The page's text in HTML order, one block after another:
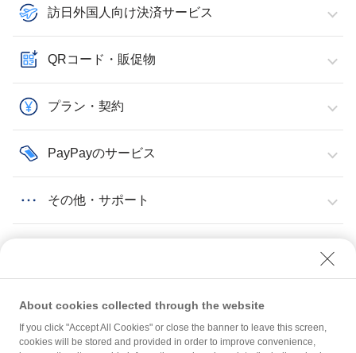
訪日外国人向け決済サービス
QRコード・販促物
プラン・契約
PayPayのサービス
その他・サポート
管理ツールのログイン・設定
ログイン
「アカウントがロックされています」とエラーが出てログインに失敗する
About cookies collected through the website
If you click "Accept All Cookies" or close the banner to leave this screen,
cookies will be stored and provided in order to improve convenience,